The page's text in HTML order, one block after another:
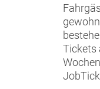
Tickets